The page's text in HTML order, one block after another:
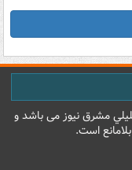
مشرق نيوز می باشد و
است.